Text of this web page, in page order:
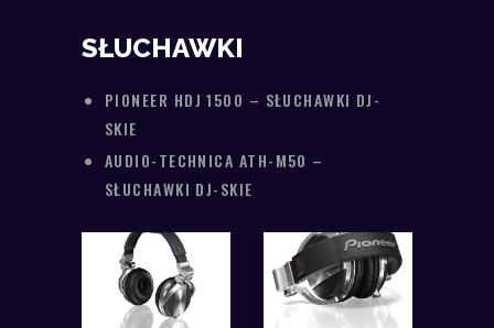
SŁUCHAWKI
PIONEER HDJ 1500 – SŁUCHAWKI DJ-
SKIE
AUDIO-TECHNICA ATH-M50 –
SŁUCHAWKI DJ-SKIE